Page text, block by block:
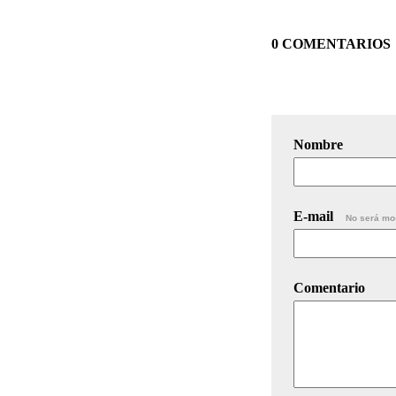
0 COMENTARIOS
Nombre
E-mail No será
Comentario